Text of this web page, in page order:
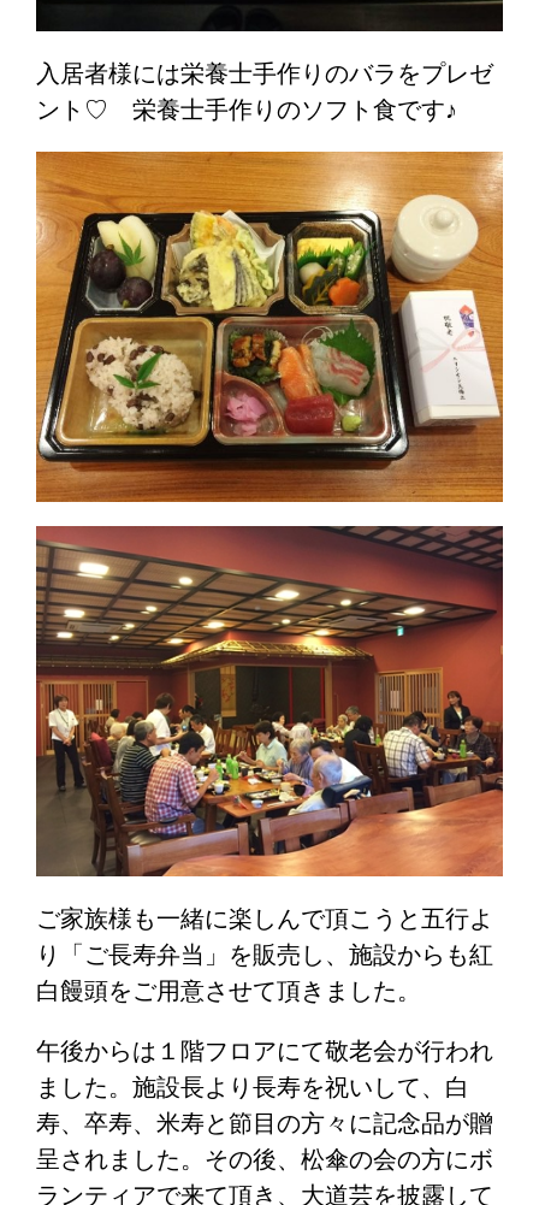
入居者様には栄養士手作りのバラをプレゼ
ント♡ 栄養士手作りのソフト食です♪
ご家族様も一緒に楽しんで頂こうと五行よ
り「ご長寿弁当」を販売し、施設からも紅
白饅頭をご用意させて頂きました。
午後からは１階フロアにて敬老会が行われ
ました。施設長より長寿を祝いして、白
寿、卒寿、米寿と節目の方々に記念品が贈
呈されました。その後、松傘の会の方にボ
ランティアで来て頂き、大道芸を披露して